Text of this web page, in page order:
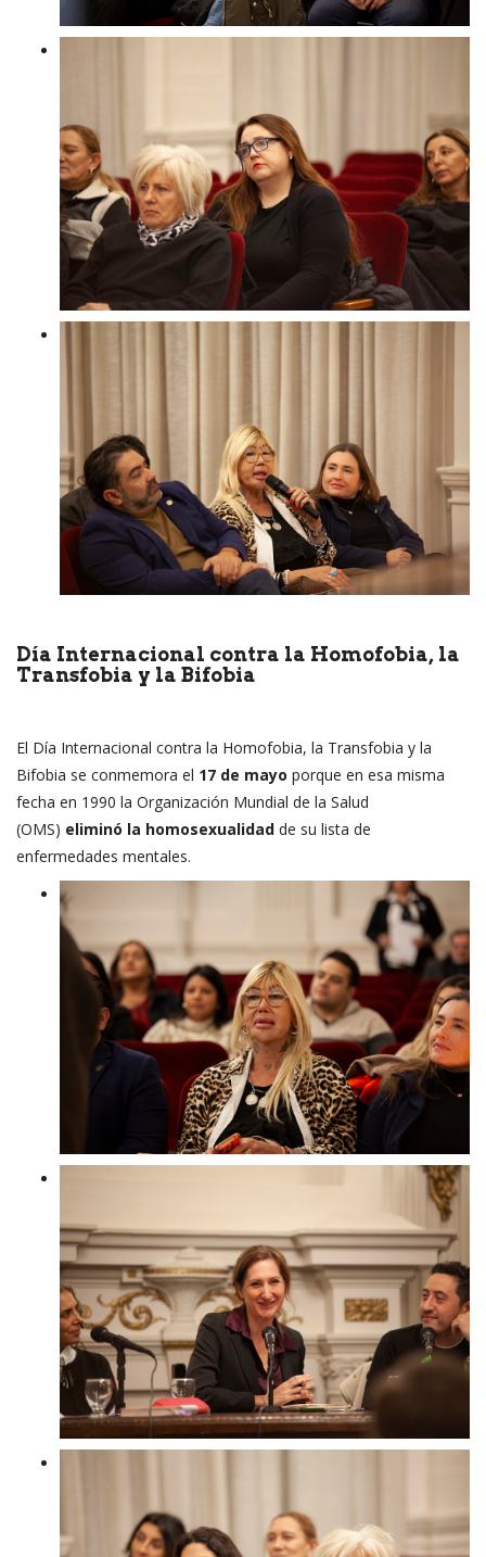
Día Internacional contra la Homofobia, la
Transfobia y la Bifobia
El Día Internacional contra la Homofobia, la Transfobia y la
Bifobia se conmemora el 17 de mayo porque en esa misma
fecha en 1990 la Organización Mundial de la Salud
(OMS) eliminó la homosexualidad de su lista de
enfermedades mentales.